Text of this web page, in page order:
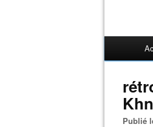
Publié